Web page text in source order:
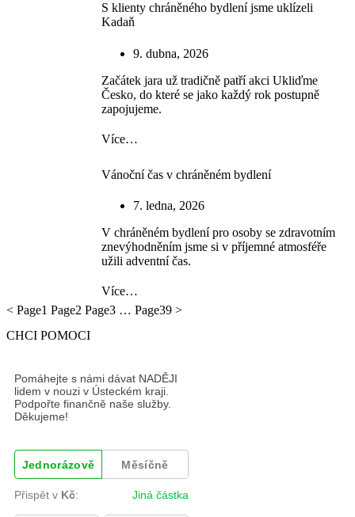
S klienty chráněného bydlení jsme uklízeli
Kadaň
9. dubna, 2026
Začátek jara už tradičně patří akci Ukliďme
Česko, do které se jako každý rok postupně
zapojujeme.
Více…
Vánoční čas v chráněném bydlení
7. ledna, 2026
V chráněném bydlení pro osoby se zdravotním
znevýhodněním jsme si v příjemné atmosféře
užili adventní čas.
Více…
< Page1 Page2 Page3 … Page39 >
CHCI POMOCI